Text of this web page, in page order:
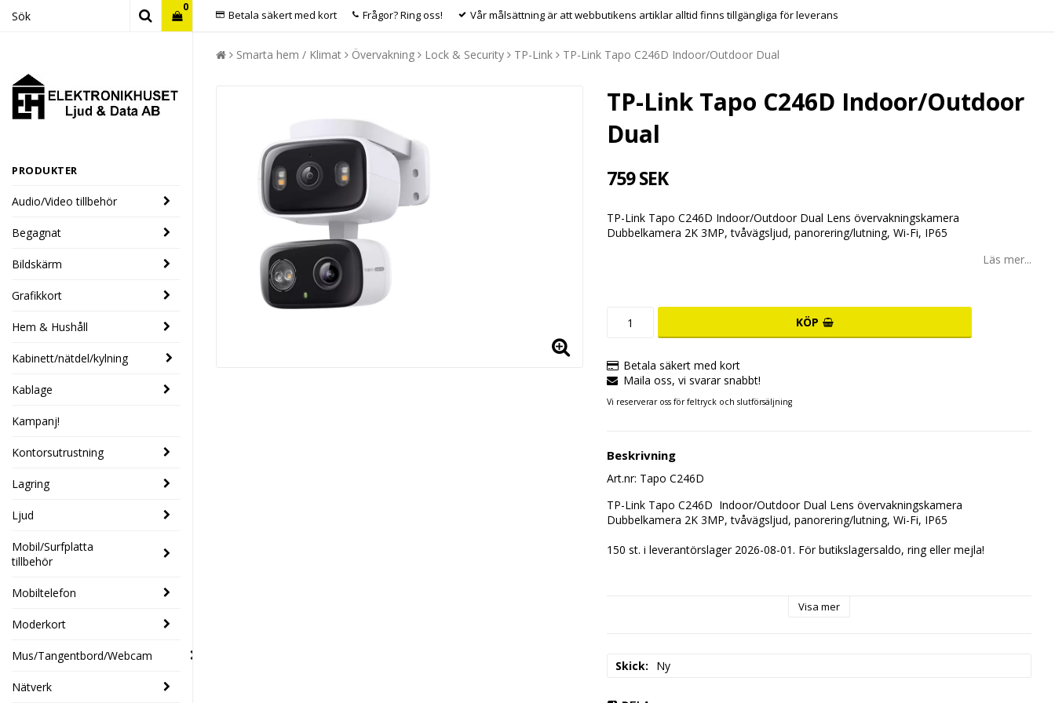
Betala säkert med kort Frågor? Ring oss! Vår målsättning är att webbutikens artiklar alltid finns tillgängliga för leverans
0
PRODUKTER
Audio/Video tillbehör
Begagnat
Bildskärm
Grafikkort
Hem & Hushåll
Kabinett/nätdel/kylning
Kablage
Kampanj!
Kontorsutrustning
Lagring
Ljud
Mobil/Surfplatta
tillbehör
Mobiltelefon
Moderkort
Mus/Tangentbord/Webcam
Nätverk
Smarta hem / Klimat Övervakning Lock & Security TP-Link TP-Link Tapo C246D Indoor/Outdoor Dual
TP-Link Tapo C246D Indoor/Outdoor
Dual
759 SEK
TP-Link Tapo C246D Indoor/Outdoor Dual Lens övervakningskamera
Dubbelkamera 2K 3MP, tvåvägsljud, panorering/lutning, Wi-Fi, IP65
Läs mer...
KÖP
Betala säkert med kort
Maila oss, vi svarar snabbt!
Vi reserverar oss för feltryck och slutförsäljning
Beskrivning
Art.nr: Tapo C246D
TP-Link Tapo C246D  Indoor/Outdoor Dual Lens övervakningskamera
Dubbelkamera 2K 3MP, tvåvägsljud, panorering/lutning, Wi-Fi, IP65
150 st. i leverantörslager 2026-08-01. För butikslagersaldo, ring eller mejla!
Visa mer
Skick Ny